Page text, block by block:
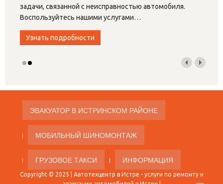
задачи, связанной с неисправностью автомобиля.
Воспользуйтесь нашими услугами…
Узнать подробности
ЭВАКУАТОР В ИСТРИНСКОМ РАЙОНЕ
МОБИЛЬНЫЙ ШИНОМОНТАЖ
ГРУЗОВОЕ ТАКСИ ИНФОРМАЦИЯ
Copyright © 2025 | Автотехцентр в Истре - услуги по ремонту и